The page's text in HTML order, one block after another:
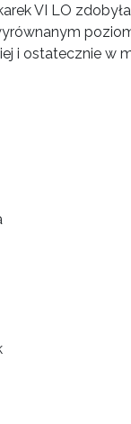
VI LO
i ostatecznie w